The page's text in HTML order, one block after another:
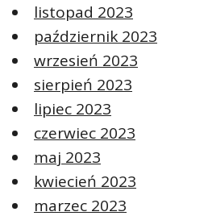
listopad 2023
październik 2023
wrzesień 2023
sierpień 2023
lipiec 2023
czerwiec 2023
maj 2023
kwiecień 2023
marzec 2023